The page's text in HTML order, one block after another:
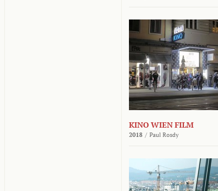
KINO WIEN FILM
2018 / Paul Rosdy